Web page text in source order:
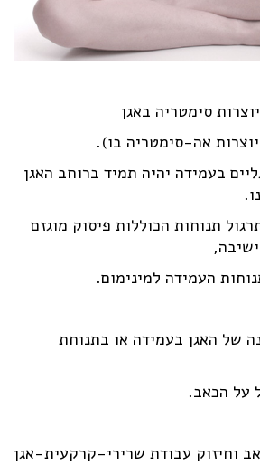
סימטריה באגן
אה-סימטריה בו).
בעמידה יהיה תמיד ברוחב האגן
תנוחות הכוללות פיסוק מוגזם
העמידה למינימום.
של האגן בעמידה או בתנוחת
על הכאב.
וחיזוק עבודת שרירי-קרקעית-אגן